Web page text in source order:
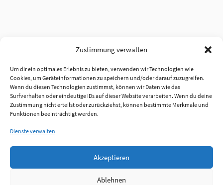
Zustimmung verwalten
Um dir ein optimales Erlebnis zu bieten, verwenden wir Technologien wie
Cookies, um Geräteinformationen zu speichern und/oder darauf zuzugreifen.
Wenn du diesen Technologien zustimmst, können wir Daten wie das
Surfverhalten oder eindeutige IDs auf dieser Website verarbeiten. Wenn du deine
Zustimmung nicht erteilst oder zurückziehst, können bestimmte Merkmale und
Funktionen beeinträchtigt werden.
Dienste verwalten
Akzeptieren
Ablehnen